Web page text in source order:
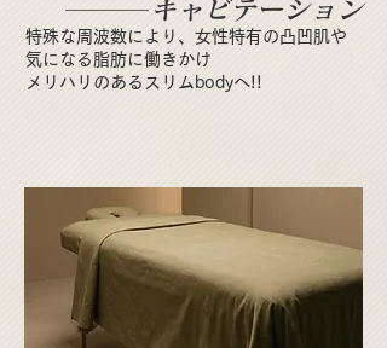
​キャビテーション
特殊な周波数により、女性特有の凸凹肌や
気になる脂肪に働きかけ
メリハリのあるスリムbodyへ!!